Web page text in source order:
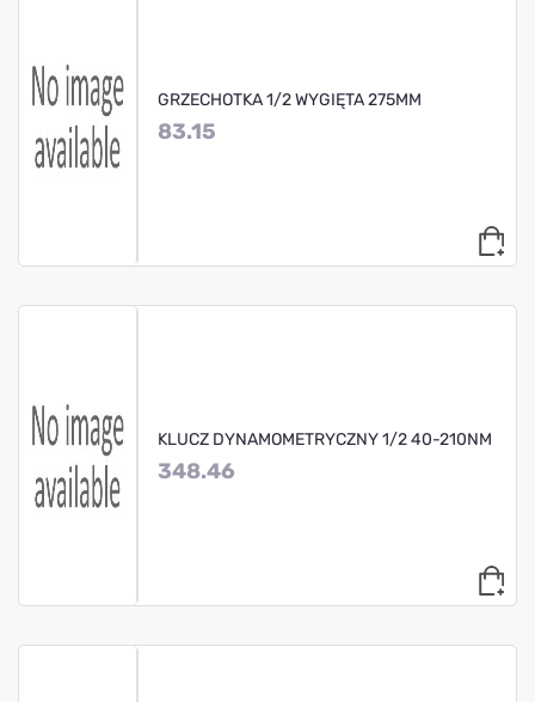
GRZECHOTKA 1/2 WYGIĘTA 275MM
83.15
KLUCZ DYNAMOMETRYCZNY 1/2 40-210NM
348.46